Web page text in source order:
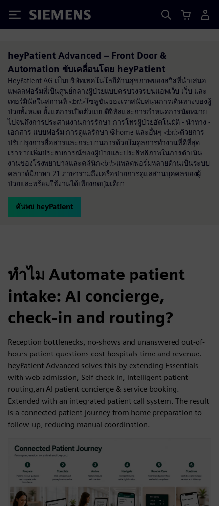
Siemens
heyPatient Advanced – Front Door &
Automation ขับเคลื่อนโดย heyPatient
HeyPatient AG เป็นบริษัทเทคโนโลยีด้านสุขภาพของสวิสที่นำเสนอ
แพลตฟอร์มที่เป็นศูนย์กลางผู้ป่วยแบบครบวงจรบนแอพเว็บ เว็บ และ
เทอร์มินัลในสถานที่ <br/>โซลูชันของเราสนับสนุนการเดินทางของผู้
ป่วยทั้งหมด ตั้งแต่การเปิดตัวแบบดิจิทัลและการกำหนดการนัดหมาย
ไปจนถึงการประสานงานการรักษา การโทรผู้ป่วยอัตโนมัติ - นำทาง -
เอกสาร แบบฟอร์ม การดูแลรักษา @home และอื่นๆ <br/>ด้วยการ
ปรับปรุงการสื่อสารและกระบวนการด้วยโมดูลการทำงานที่ดีที่สุด
เราช่วยเพิ่มประสบการณ์ของผู้ป่วยและประสิทธิภาพในการดำเนิน
งานของโรงพยาบาลและคลินิก<br/>แพลตฟอร์มหลายด้านเป็นระบบ
คลาวด์มีภาษา 21 ภาษารวมถึงเครือข่ายการดูแลส่วนบุคคลของผู้
ป่วยและพร้อมใช้งานได้เพียงกดปุ่มเดียว
ค้นพบ heyPatient
ทำไม Automate patient
intake: AI concierge,
check-in and routing?
Reception bottlenecks, no-shows and unanswered out-of-
hours patient questions cost hospitals time and revenue.
heyPatient Advanced solves this by extending Essentials
with web admission, Self check-in, intelligent patient
routing,an AI patient concierge & service booking.
Extended with an integrated patient call system. The result
is a connected patient journey from home preparation to
follow-up, reducing manual coordination.